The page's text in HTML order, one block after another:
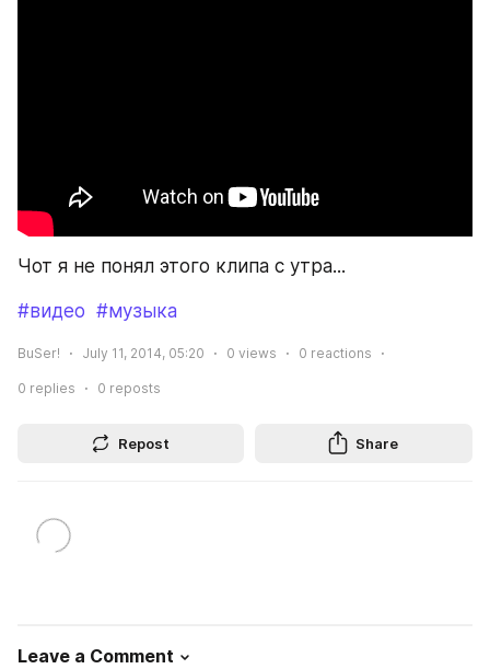
Чот я не понял этого клипа с утра...
#видео #музыка
BuSer! July 11, 2014, 05:20 0 views 0 reactions
0 replies 0 reposts
Repost Share
Leave a Comment